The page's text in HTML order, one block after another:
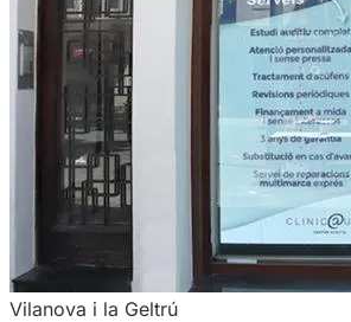
Vilanova i la Geltrú